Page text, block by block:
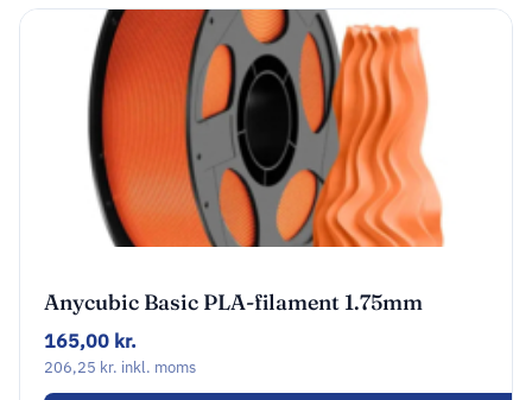
Anycubic Basic PLA-filament 1.75mm
Orange AHPLVO-107
165,00 kr.
206,25 kr. inkl. moms